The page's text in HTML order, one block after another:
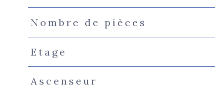
Nombre de pièces
Etage
Ascenseur